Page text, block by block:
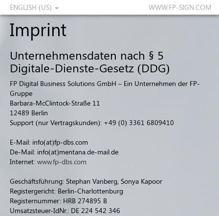
ENGLISH (US) WWW.FP-SIGN.COM
Imprint
Unternehmensdaten nach § 5
Digitale-Dienste-Gesetz (DDG)
FP Digital Business Solutions GmbH – Ein Unternehmen der FP-
Gruppe
Barbara-McClintock-Straße 11
12489 Berlin
Support (nur Vertragskunden): +49 (0) 3361 6809410
E-Mail: info(at)fp-dbs.com
De-Mail: info(at)mentana.de-mail.de
Internet: www.fp-dbs.com
Geschäftsführung: Stephan Vanberg, Sonya Kapoor
Registergericht: Berlin-Charlottenburg
Registernummer: HRB 274895 B
Umsatzsteuer-IdNr.: DE 224 542 346